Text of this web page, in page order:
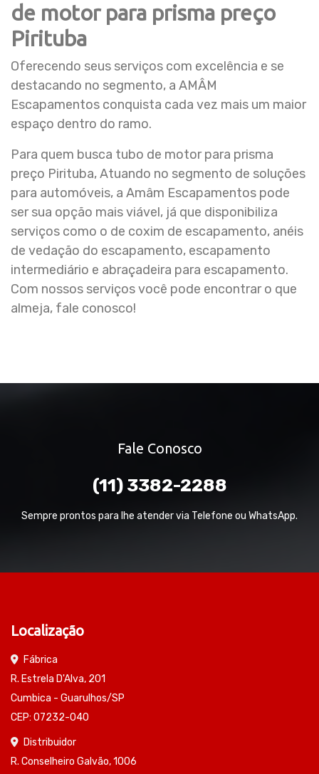
de motor para prisma preço
Pirituba
Oferecendo seus serviços com excelência e se
destacando no segmento, a AMÂM
Escapamentos conquista cada vez mais um maior
espaço dentro do ramo.
Para quem busca tubo de motor para prisma
preço Pirituba, Atuando no segmento de soluções
para automóveis, a Amâm Escapamentos pode
ser sua opção mais viável, já que disponibiliza
serviços como o de coxim de escapamento, anéis
de vedação do escapamento, escapamento
intermediário e abraçadeira para escapamento.
Com nossos serviços você pode encontrar o que
almeja, fale conosco!
Fale Conosco
(11) 3382-2288
Sempre prontos para lhe atender via Telefone ou WhatsApp.
Localização
Fábrica
R. Estrela D'Alva, 201
Cumbica - Guarulhos/SP
CEP: 07232-040
Distribuidor
R. Conselheiro Galvão, 1006